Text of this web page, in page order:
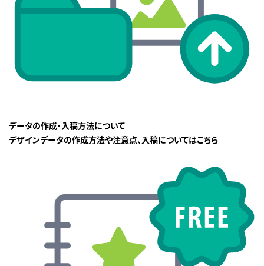
データの作成・入稿方法について
デザインデータの作成方法や注意点、入稿についてはこちら